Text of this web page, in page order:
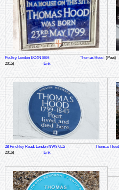
Poultry, London EC4N 8BH Thomas Hood (Poet)
2015)
Link
28 Finchley Road, London NW8 6ES Thomas Hood
2016)
Link